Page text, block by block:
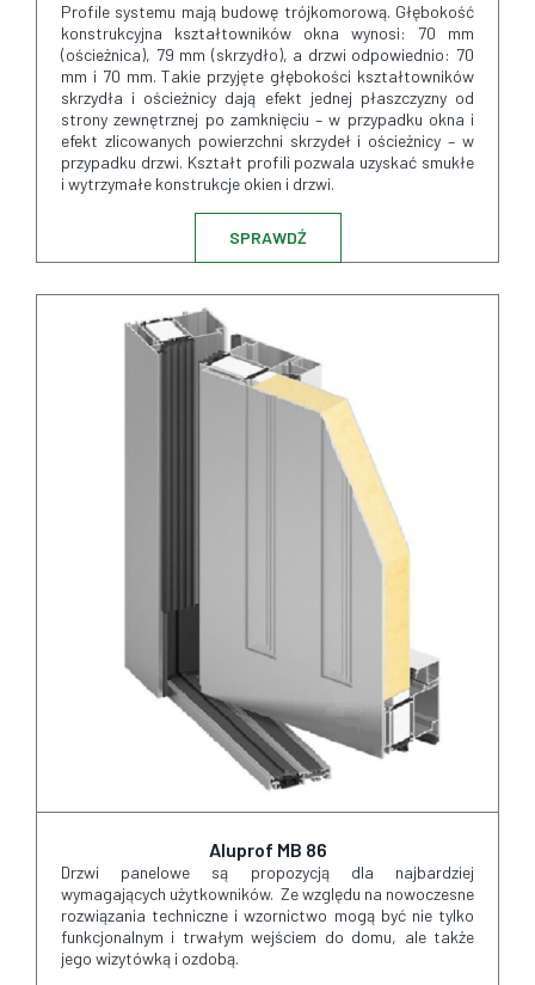
Profile systemu mają budowę trójkomorową. Głębokość
konstrukcyjna kształtowników okna wynosi: 70 mm
(ościeżnica), 79 mm (skrzydło), a drzwi odpowiednio: 70
mm i 70 mm. Takie przyjęte głębokości kształtowników
skrzydła i ościeżnicy dają efekt jednej płaszczyzny od
strony zewnętrznej po zamknięciu – w przypadku okna i
efekt zlicowanych powierzchni skrzydeł i ościeżnicy – w
przypadku drzwi. Kształt profili pozwala uzyskać smukłe
i wytrzymałe konstrukcje okien i drzwi.
SPRAWDŹ
Aluprof MB 86
Drzwi panelowe są propozycją dla najbardziej
wymagających użytkowników. Ze względu na nowoczesne
rozwiązania techniczne i wzornictwo mogą być nie tylko
funkcjonalnym i trwałym wejściem do domu, ale także
jego wizytówką i ozdobą.